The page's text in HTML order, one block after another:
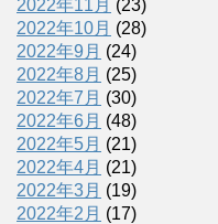
2022年11月 (23)
2022年10月 (28)
2022年9月 (24)
2022年8月 (25)
2022年7月 (30)
2022年6月 (48)
2022年5月 (21)
2022年4月 (21)
2022年3月 (19)
2022年2月 (17)